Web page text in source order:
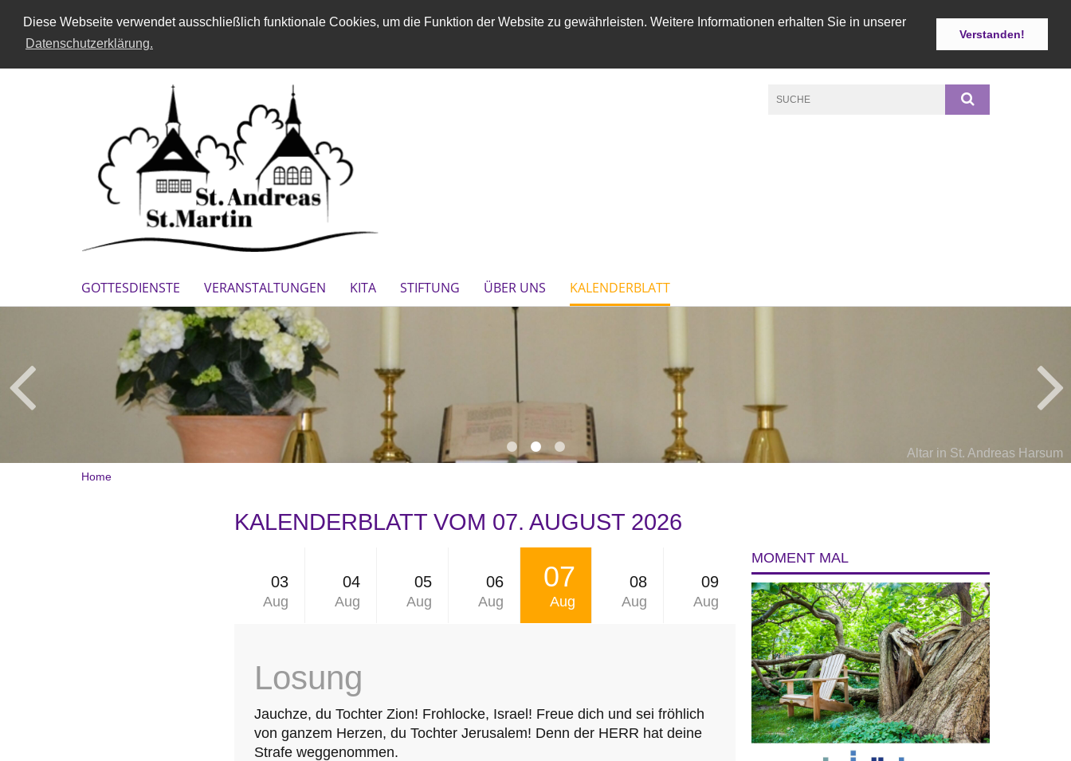
Diese Webseite verwendet ausschließlich funktionale Cookies, um die Funktion der Website zu gewährleisten. Weitere Informationen erhalten Sie in unserer
Datenschutzerklärung.
Verstanden!
GOTTESDIENSTE VERANSTALTUNGEN KITA STIFTUNG ÜBER UNS KALENDERBLATT
Altar in St. Andreas Harsum
Home
KALENDERBLATT VOM 07. AUGUST 2026
03
Aug
04
Aug
05
Aug
06
Aug
07
Aug
08
Aug
09
Aug
Losung
Jauchze, du Tochter Zion! Frohlocke, Israel! Freue dich und sei fröhlich
von ganzem Herzen, du Tochter Jerusalem! Denn der HERR hat deine
Strafe weggenommen.
MOMENT MAL